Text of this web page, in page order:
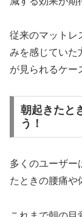
従来のマットレ
みを感じていた
が見られるケー
朝起きたと
う！
多くのユーザー
たときの腰痛や